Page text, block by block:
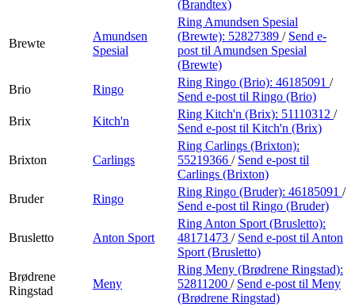
(Brandtex)
Brewte
Amundsen
Spesial
Ring Amundsen Spesial
(Brewte): 52827389 / Send e-
post til Amundsen Spesial
(Brewte)
Brio
Ringo
Ring Ringo (Brio): 46185091 /
Send e-post til Ringo (Brio)
Brix
Kitch'n
Ring Kitch'n (Brix): 51110312 /
Send e-post til Kitch'n (Brix)
Brixton Carlings
Ring Carlings (Brixton):
55219366 / Send e-post til
Carlings (Brixton)
Bruder
Ringo
Ring Ringo (Bruder): 46185091 /
Send e-post til Ringo (Bruder)
Brusletto Anton Sport
Ring Anton Sport (Brusletto):
48171473 / Send e-post til Anton
Sport (Brusletto)
Brødrene
Ringstad
Meny
Ring Meny (Brødrene Ringstad):
52811200 / Send e-post til Meny
(Brødrene Ringstad)